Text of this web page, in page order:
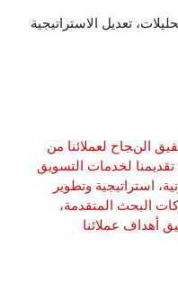
تعديل الاستراتيجية
النجاح لعملائنا من
تقديمنا لخدمات التسويق
استراتيجية وتطوير
البحث المتقدمة،
أهداف عملائنا